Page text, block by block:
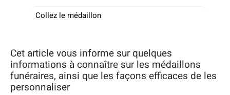
Collez le médaillon
Cet article vous informe sur quelques
informations à connaître sur les médaillons
funéraires, ainsi que les façons efficaces de les
personnaliser